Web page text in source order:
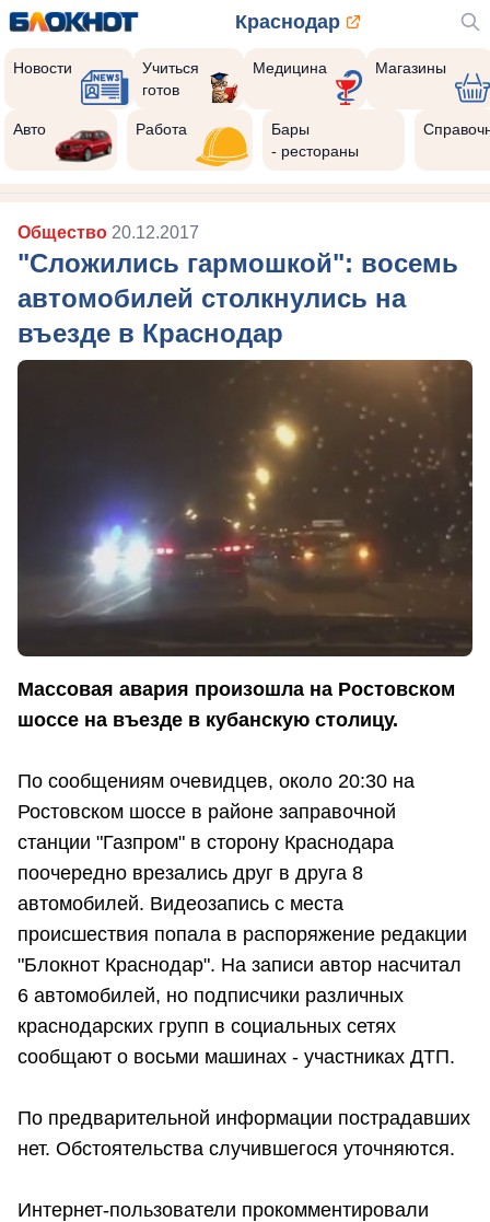
Краснодар
Новости
Учиться
готов
Медицина Магазины
Авто Работа
Бары
- рестораны
Общество 20.12.2017
"Сложились гармошкой": восемь
автомобилей столкнулись на
въезде в Краснодар
Массовая авария произошла на Ростовском
шоссе на въезде в кубанскую столицу.
По сообщениям очевидцев, около 20:30 на
Ростовском шоссе в районе заправочной
станции "Газпром" в сторону Краснодара
поочередно врезались друг в друга 8
автомобилей. Видеозапись с места
происшествия попала в распоряжение редакции
"Блокнот Краснодар". На записи автор насчитал
6 автомобилей, но подписчики различных
краснодарских групп в социальных сетях
сообщают о восьми машинах - участниках ДТП.
По предварительной информации пострадавших
нет. Обстоятельства случившегося уточняются.
Интернет-пользователи прокомментировали